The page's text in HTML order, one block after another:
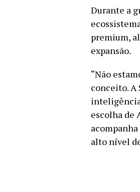
Durante a
premium,
expansão.
“Não
conceito. A
escolha de
alto nível